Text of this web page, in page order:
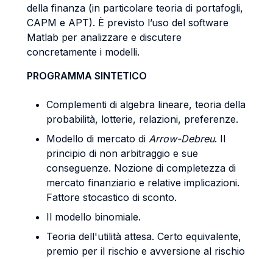
della finanza (in particolare teoria di portafogli,
CAPM e APT). È previsto l’uso del software
Matlab per analizzare e discutere
concretamente i modelli.
PROGRAMMA SINTETICO
Complementi di algebra lineare, teoria della
probabilità, lotterie, relazioni, preferenze.
Modello di mercato di Arrow-Debreu. Il
principio di non arbitraggio e sue
conseguenze. Nozione di completezza di
mercato finanziario e relative implicazioni.
Fattore stocastico di sconto.
Il modello binomiale.
Teoria dell'utilità attesa. Certo equivalente,
premio per il rischio e avversione al rischio